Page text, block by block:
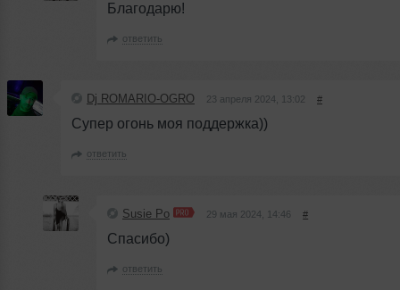
Благодарю!
ответить
Dj ROMARIO-OGRO 23 апреля 2024, 13:02 #
Супер огонь моя поддержка))
ответить
Susie Po 29 мая 2024, 14:46 #
Спасибо)
ответить